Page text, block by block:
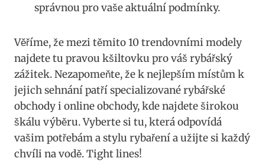
správnou pro vaše⁢ aktuální⁢ podmínky.
Věříme, že ‌mezi těmito 10⁤ trendovními modely
najdete‌ tu pravou ‍kšiltovku pro váš rybářský
zážitek. Nezapomeňte, že k nejlepším místům k‌
jejich sehnání patří specializované ‍rybářské
⁢obchody⁢ i ⁢online obchody, kde najdete širokou
⁣škálu výběru. Vyberte si tu, která odpovídá
vašim potřebám a stylu rybaření‌ a užijte si každý
chvíli na ⁤vodě. Tight lines!